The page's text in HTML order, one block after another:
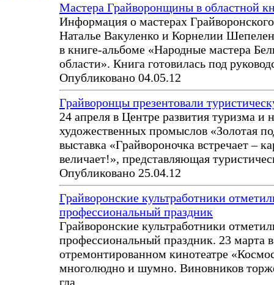
Мастера Грайворонщины в областной
Информация о мастерах
Наталье Вакуленко и Корнелии
в книге-альбоме «Народные мастера
области». Книга готовилась под
Опубликовано 04.05.12
Грайворонцы презентовали
24 апреля в Центре развития туризма и
художественных промыслов «Золотая
выставка «Грайвороночка встречает –
величает!», представляющая
Опубликовано 25.04.12
Грайворонские культработники
профессиональный праздник
Грайворонские культработники
профессиональный праздник. 23 марта
отремонтированном кинотеатре
многолюдно и шумно. Виновников
гла